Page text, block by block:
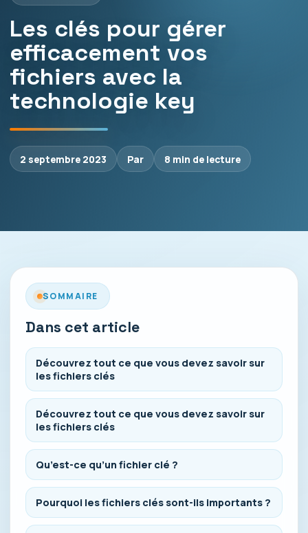
Les clés pour gérer
efficacement vos
fichiers avec la
technologie key
2 septembre 2023 Par 8 min de lecture
SOMMAIRE
Dans cet article
Découvrez tout ce que vous devez savoir sur
les fichiers clés
Découvrez tout ce que vous devez savoir sur
les fichiers clés
Qu’est-ce qu’un fichier clé ?
Pourquoi les fichiers clés sont-ils importants ?